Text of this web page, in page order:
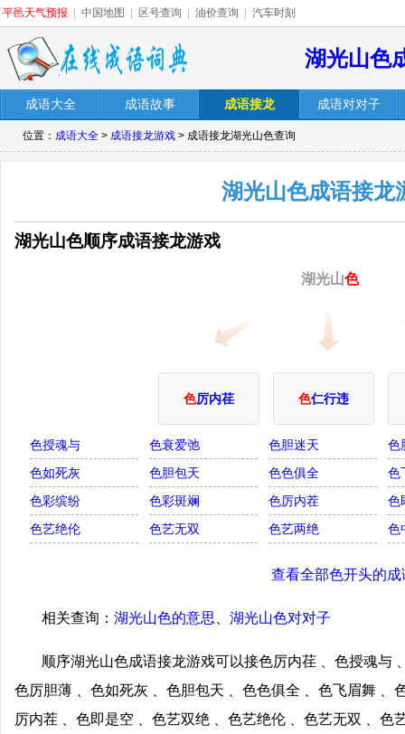
平邑天气预报 中国地图 区号查询 油价查询 汽车时刻
湖光山色
成语大全 成语故事 成语接龙 成语对对子
位置： 成语大全 > 成语接龙游戏 > 成语接龙湖光山色查询
湖光山色成语接龙
湖光山色顺序成语接龙游戏
湖光山色
色厉内荏 色仁行违
色授魂与 色衰爱弛 色胆迷天
色
色如死灰
色胆包天 色色俱全
色
色彩缤纷
色彩斑斓 色厉内茬
色
色艺绝伦
色艺无双 色艺两绝 色
查看全部色开头的成
相关查询： 湖光山色的意思 湖光山色对对子
顺序湖光山色成语接龙游戏可以接色厉内荏 、色授魂与
色厉胆薄 、色如死灰 、色胆包天 、色色俱全 、色飞眉舞 、
厉内茬 、色即是空 、色艺双绝 、色艺绝伦 、色艺无双 、色